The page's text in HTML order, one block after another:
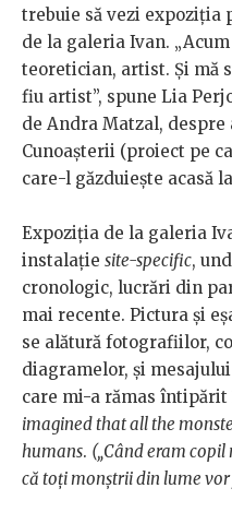
trebuie să vezi expoziția
de la galeria Ivan.
teoretician, artist. Și mă
fiu artist”, spune Lia
de Andra Matzal,
Cunoașterii (proiect pe
care-l găzduiește acasă
Expoziția de la galeria
instalație site-specific,
cronologic, lucrări din
mai recente. Pictura și
se alătură fotografiilor,
diagramelor, și
care mi-a rămas
imagined that all the
humans. („Când eram
că toți monștrii din lume